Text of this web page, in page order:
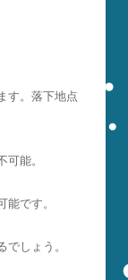
す。落下地点
能。
です。
しょう。